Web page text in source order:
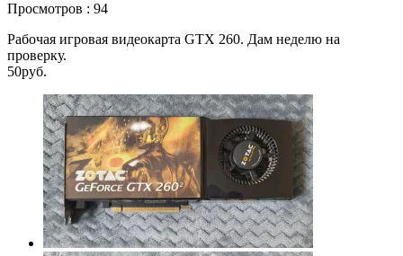
Просмотров : 94
Рабочая игровая видеокарта GTX 260. Дам неделю на
проверку.
50руб.